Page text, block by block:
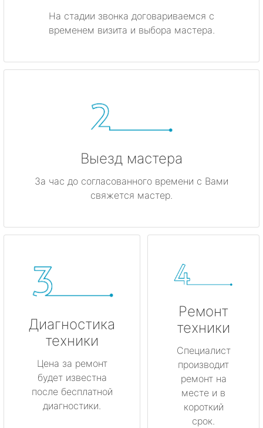
На стадии звонка договариваемся с
временем визита и выбора мастера.
Выезд мастера
За час до согласованного времени с Вами
свяжется мастер.
Диагностика
техники
Цена за ремонт
будет известна
после бесплатной
диагностики.
Ремонт
техники
Специалист
производит
ремонт на
месте и в
короткий
срок.